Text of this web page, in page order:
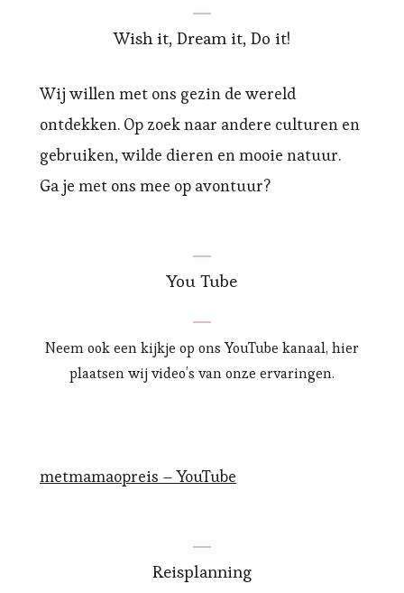
Wish it, Dream it, Do it!
Wij willen met ons gezin de wereld
ontdekken. Op zoek naar andere culturen en
gebruiken, wilde dieren en mooie natuur.
Ga je met ons mee op avontuur?
You Tube
Neem ook een kijkje op ons YouTube kanaal, hier
plaatsen wij video’s van onze ervaringen.
metmamaopreis – YouTube
Reisplanning